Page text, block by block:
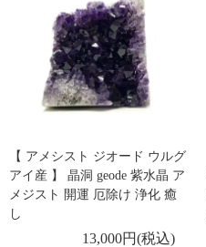
【 アメシスト ジオード ウルグ
アイ産 】 晶洞 geode 紫水晶 ア
メジスト 開運 厄除け 浄化 癒
し
13,000円(税込)